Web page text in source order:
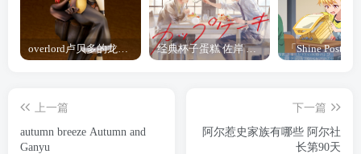
overlord卢贝多的龙王谁厉害 「Overlord」露普斯蕾琪娜·贝塔手办开订 经典杯子蛋糕 佐岸 漫画「经典杯子蛋糕」宣布真人日剧化
上一篇
autumn breeze Autumn and
Ganyu
下一篇
阿尔惹史家族有哪些 阿尔社
长第90天